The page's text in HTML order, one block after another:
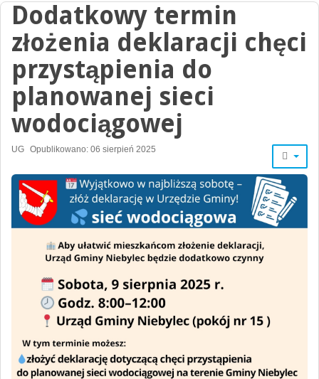
Dodatkowy termin
złożenia deklaracji chęci
przystąpienia do
planowanej sieci
wodociągowej
UG Opublikowano: 06 sierpień 2025